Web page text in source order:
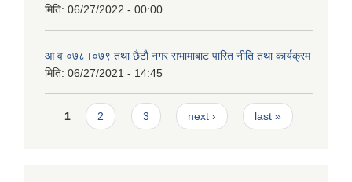
मिति: 06/27/2022 - 00:00
आ‍ व ०७८।०७९ तथा छैटाै नगर सभामाबाट पारित नीति तथा कार्यक्रम
मिति: 06/27/2021 - 14:45
Pages
1 2 3 next › last »